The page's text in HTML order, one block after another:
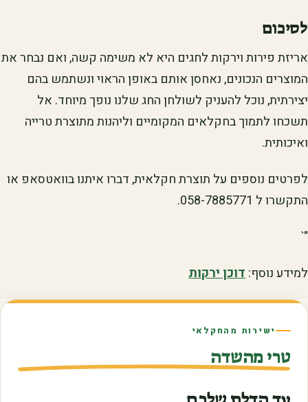
לסיכום
אריזת פירות וירקות לחגים היא לא משימה קשה, ואם נבחר את
המוצרים הנכונים, נאחסן אותם באופן הראוי ונשתמש בהם
יצירתית, נוכל להעניק לשולחן החג שלנו נופך מיוחד. אל
תשכחו לתמוך בחקלאים המקומיים וליהנות מתוצרת טרייה
ואיכותית.
לפרטים נוספים על תוצרת חקלאית, דברו איתנו בוואטסאפ או
התקשרו ל 058-7885771.
"`
למידע נוסף:דוכן ירקות
ישירות מהחקלאי
טרי מהשדה